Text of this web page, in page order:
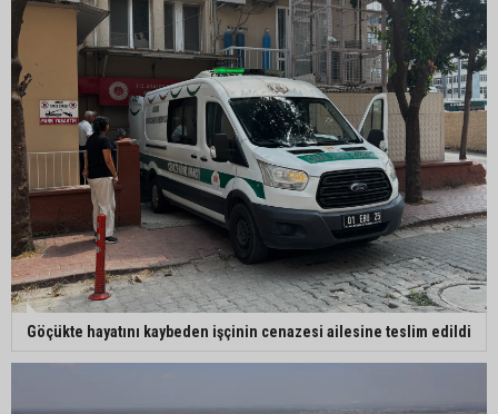
Yumurtalık’ta ulaşım çalışmaları hızlandı: Yol ve
kaldırımlar yenileniyor
Otoyolda akılalmaz olay: Önce çaldılar, sonra
“Hırsız çok” diye uyardılar
Göçükte hayatını kaybeden işçinin cenazesi ailesine teslim edildi